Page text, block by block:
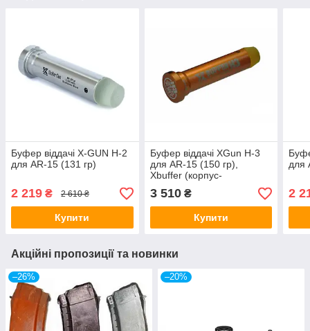
Буфер віддачі X-GUN H-2
для AR-15 (131 гр)
2 219 ₴ 2 610 ₴
Купити
Буфер віддачі XGun H-3
для AR-15 (150 гр),
Xbuffer (корпус-
анадований
алюминий,грузики-
вольфрам)
3 510₴
Купити
для
2
Акційні пропозиції та новинки
–26% –20%